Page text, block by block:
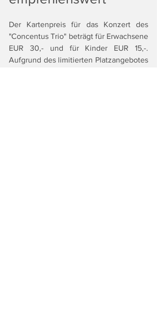
Der Kartenpreis für das Konzert des
"Concentus Trio" beträgt für Erwachsene
EUR 30,- und für Kinder EUR 15,-.
Aufgrund des limitierten Platzangebotes